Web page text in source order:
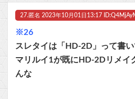
27. 匿名 2023年10月01日13:17
※26
スレタイは「HD-2D」って書
マリルイ1が既にHD-2Dリメイ
んな